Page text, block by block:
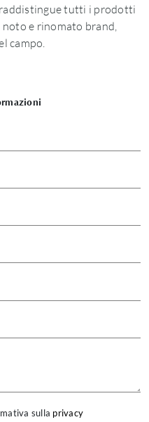
tutti i prodotti
e rinomato brand,
campo.
sulla privacy